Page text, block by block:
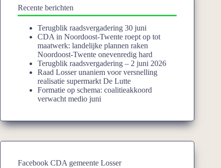
Recente berichten
Terugblik raadsvergadering 30 juni
CDA in Noordoost-Twente roept op tot
maatwerk: landelijke plannen raken
Noordoost-Twente onevenredig hard
Terugblik raadsvergadering – 2 juni 2026
Raad Losser unaniem voor versnelling
realisatie supermarkt De Lutte
Formatie op schema: coalitieakkoord
verwacht medio juni
Facebook CDA gemeente Losser